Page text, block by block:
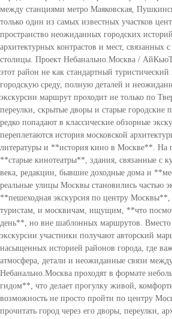
между станциями метро Маяковская,
только один из самых известных участков
пространство неожиданных городских
архитектурных контрастов и мест, связанных
столицы. Проект Небанально.Москва /
этот район не как стандартный
городскую среду, полную деталей и
экскурсии маршрут проходит не только по
переулки, скрытые дворы и старые городские
редко попадают в классические обзорные
переплетаются история московской
литературы и **история кино в Москве**. На
**старые кинотеатры**, здания, связанные с
века, редакции, бывшие доходные дома и
реальные улицы Москвы становились частью
**пешеходная экскурсия по центру Москвы**,
туристам, и москвичам, ищущим, **что
день**, но вне шаблонных маршрутов. Вместо
экскурсии участники получают авторский
насыщенных историей районов города, где
атмосфера, детали и неожиданные связи
Небанально.Москва проходят в формате
гидом**, что делает прогулку живой,
возможность не просто пройти по центру
прочитать город через его дворы, переулки,